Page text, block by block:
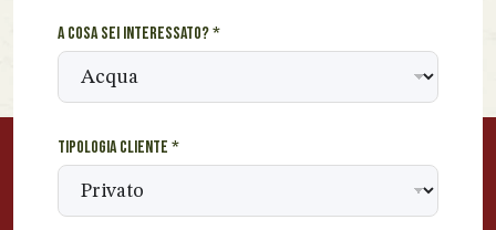
A cosa sei interessato?*
Tipologia cliente *